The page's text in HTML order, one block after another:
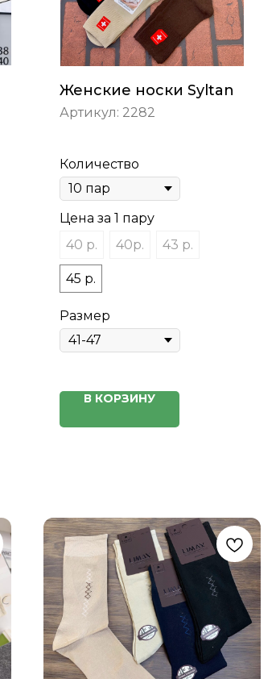
Женские носки Syltan
Артикул: 2282
Количество
Цена за 1 пару
40 р.
40р. 43 р.
45 р.
Размер
В КОРЗИНУ